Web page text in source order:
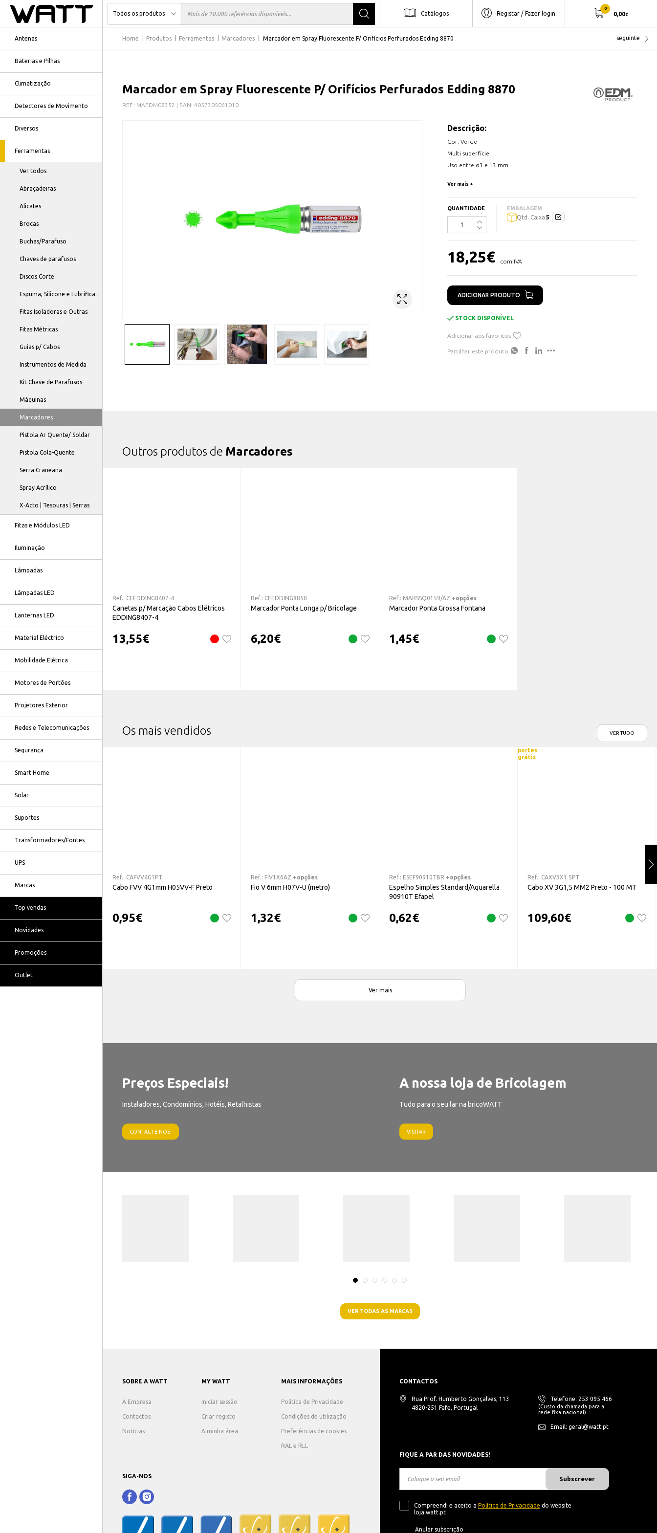
Antenas
Baterias e Pilhas
Climatização
Detectores de Movimento
Diversos
Ferramentas
Ver todos
Abraçadeiras
Alicates
Brocas
Buchas/Parafuso
Chaves de parafusos
Discos Corte
Espuma, Silicone e Lubrificantes
Fitas Isoladoras e Outras
Fitas Métricas
Guias p/ Cabos
Instrumentos de Medida
Kit Chave de Parafusos
Máquinas
Marcadores
Pistola Ar Quente/ Soldar
Pistola Cola-Quente
Serra Craneana
Spray Acrílico
X-Acto | Tesouras | Serras
Fitas e Módulos LED
Iluminação
Lâmpadas
Lâmpadas LED
Lanternas LED
Material Eléctrico
Mobilidade Elétrica
Motores de Portões
Projetores Exterior
Redes e Telecomunicações
Segurança
Smart Home
Solar
Suportes
Transformadores/Fontes
UPS
Marcas
Top vendas
Novidades
Promoções
Outlet
Catálogos Registar / Fazer login
0
0,00€
Home Produtos Ferramentas Marcadores Marcador em Spray Fluorescente P/ Orifícios Perfurados Edding 8870 seguinte
Marcador em Spray Fluorescente P/ Orifícios Perfurados Edding 8870
REF.: MAEDM08352 | EAN: 4057305061010
Descrição:
Cor: Verde
Multi superfície
Uso entre ø3 e 13 mm
Ver mais +
QUANTIDADE EMBALAGEM
Qtd. Caixa 5
18,25€ com IVA
ADICIONAR PRODUTO
STOCK DISPONÍVEL
Adicionar aos favoritos
Partilhar este produto
Outros produtos de Marcadores
Ref.: CEEDDING8407-4
Canetas p/ Marcação Cabos Elétricos
EDDING8407-4
13,55€
Ref.: CEEDDING8850
Marcador Ponta Longa p/ Bricolage
6,20€
Ref.: MARSSQ0159/AZ +opções
Marcador Ponta Grossa Fontana
1,45€
Os mais vendidos VER TUDO
Ref.: CAFVV4G1PT
Cabo FVV 4G1mm H05VV-F Preto
0,95€
Ref.: FIV1X6AZ +opções
Fio V 6mm H07V-U (metro)
1,32€
Ref.: ESEF90910TBR +opções
Espelho Simples Standard/Aquarella
90910T Efapel
0,62€
portes
grátis
Ref.: CAXV3X1.5PT
Cabo XV 3G1,5 MM2 Preto - 100 MT
109,60€
Ver mais
Preços Especiais!
Instaladores, Condomínios, Hotéis, Retalhistas
CONTACTE-NOS!
A nossa loja de Bricolagem
Tudo para o seu lar na bricoWATT
VISITAR
VER TODAS AS MARCAS
SOBRE A WATT
A Empresa
Contactos
Notícias
MY WATT
Iniciar sessão
Criar registo
A minha área
MAIS INFORMAÇÕES
Política de Privacidade
Condições de utilização
Preferências de cookies
RAL e RLL
SIGA-NOS
CONTACTOS
Rua Prof. Humberto Gonçalves, 113
4820-251 Fafe, Portugal
Telefone: 253 095 466
(Custo da chamada para a
rede fixa nacional)
Email: geral@watt.pt
FIQUE A PAR DAS NOVIDADES!
Subscrever
Compreendi e aceito a Política de Privacidade do website
loja.watt.pt
Anular subscrição